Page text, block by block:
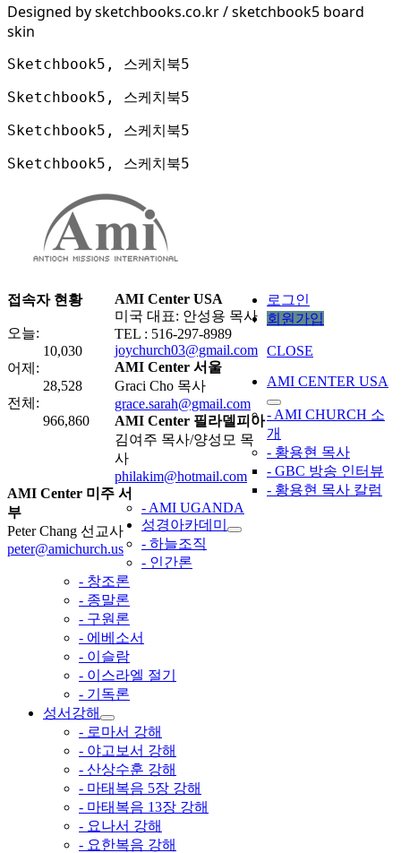
Designed by sketchbooks.co.kr / sketchbook5 board
skin
Sketchbook5, 스케치북5
Sketchbook5, 스케치북5
Sketchbook5, 스케치북5
Sketchbook5, 스케치북5
접속자 현황
오늘:
10,030
어제:
28,528
전체:
966,860
AMI Center USA
미국 대표: 안성용 목사
TEL : 516-297-8989
joychurch03@gmail.com
AMI Center 서울
Graci Cho 목사
grace.sarah@gmail.com
AMI Center 필라델피아
김여주 목사/양성모 목
사
philakim@hotmail.com
AMI Center 미주 서
부
Peter Chang 선교사
peter@amichurch.us
로그인
회원가입
CLOSE
AMI CENTER USA
- AMI CHURCH 소
개
- 황용현 목사
- GBC 방송 인터뷰
- 황용현 목사 칼럼
- AMI UGANDA
성경아카데미
- 하늘조직
- 인간론
- 창조론
- 종말론
- 구원론
- 에베소서
- 이슬람
- 이스라엘 절기
- 기독론
성서강해
- 로마서 강해
- 야고보서 강해
- 산상수훈 강해
- 마태복음 5장 강해
- 마태복음 13장 강해
- 요나서 강해
- 요한복음 강해